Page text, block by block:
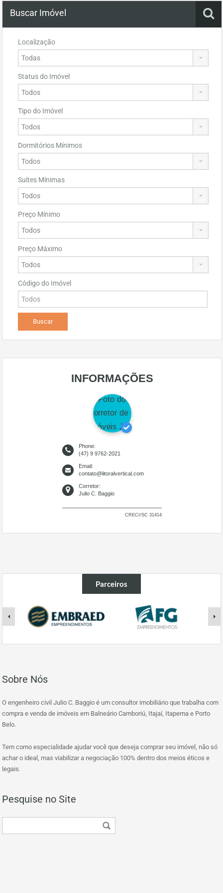
Buscar Imóvel
Localização
Status do Imóvel
Tipo do Imóvel
Dormitórios Mínimos
Suítes Mínimas
Preço Mínimo
Preço Máximo
Código do Imóvel
INFORMAÇÕES
Phone:
(47) 9 9762-2021
Email:
contato@litoralvertical.com
Corretor:
Julio C. Baggio
CRECI/SC 31414
Parceiros
Sobre Nós
O engenheiro civil Julio C. Baggio é um consultor imobiliário que trabalha com
compra e venda de imóveis em Balneário Camboriú, Itajaí, Itapema e Porto
Belo.
Tem como especialidade ajudar você que deseja comprar seu imóvel, não só
achar o ideal, mas viabilizar a negociação 100% dentro dos meios éticos e
legais.
Pesquise no Site